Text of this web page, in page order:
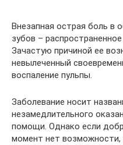
Внезапная острая боль в
зубов – распространенное
Зачастую причиной ее
невылеченный
воспаление пульпы.
Заболевание носит
незамедлительного
помощи. Однако если
момент нет возможности,